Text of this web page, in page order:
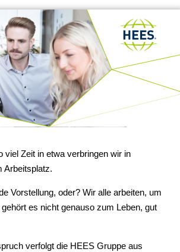
viel Zeit in etwa verbringen wir in
Arbeitsplatz.
Vorstellung, oder? Wir alle arbeiten, um
es nicht genauso zum Leben, gut
verfolgt die HEES Gruppe aus